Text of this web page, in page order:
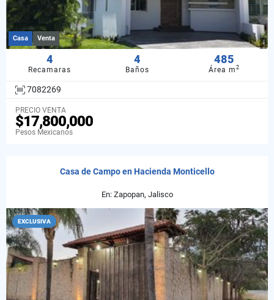
Casa Venta
4
Recamaras
4
Baños
485
Área m2
7082269
PRECIO VENTA
$17,800,000
Pesos Mexicanos
Casa de Campo en Hacienda Monticello
En: Zapopan, Jalisco
EXCLUSIVA